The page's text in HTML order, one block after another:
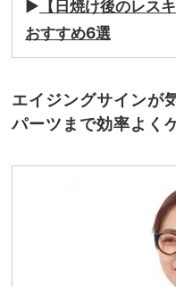
▶︎ 【日焼け後のレス
おすすめ6選
エイジングサインが
パーツまで効率よく